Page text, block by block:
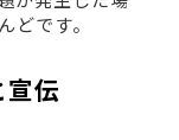
どです。
伝